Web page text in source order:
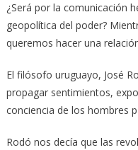
¿Será por la comunicación
geopolítica del poder?
queremos hacer una
El filósofo uruguayo, José
propagar sentimientos,
conciencia de los hombres
Rodó nos decía que las